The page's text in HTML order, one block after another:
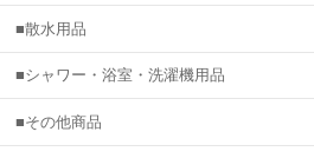
■散水用品
■シャワー・浴室・洗濯機用品
■その他商品